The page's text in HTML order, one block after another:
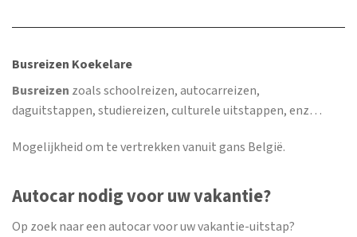
Busreizen Koekelare
Busreizen zoals schoolreizen, autocarreizen,
daguitstappen, studiereizen, culturele uitstappen, enz…
Mogelijkheid om te vertrekken vanuit gans België.
Autocar nodig voor uw vakantie?
Op zoek naar een autocar voor uw vakantie-uitstap?